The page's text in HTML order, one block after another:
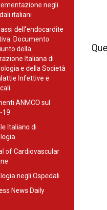
negli
italiani
dell'endocardite
Documento
della
Italiana di
e della Società
Infettive e
ANMCO sul
19
Italiano di
of Cardiovascular
negli Ospedali
News Daily